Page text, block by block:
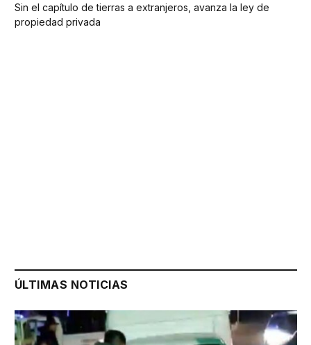
Sin el capítulo de tierras a extranjeros, avanza la ley de
propiedad privada
ÚLTIMAS NOTICIAS